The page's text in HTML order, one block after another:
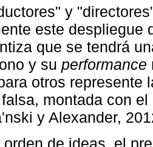
y
este despliegue
que se tendrá
y su performance
otros represente
montada con
y Alexander,
orden de ideas, el